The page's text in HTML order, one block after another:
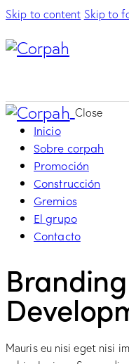
Skip to content Skip to
Close
Inicio
Sobre corpah
Promoción
Construcción
Gremios
El grupo
Contacto
Mauris eu nisi eget nisi